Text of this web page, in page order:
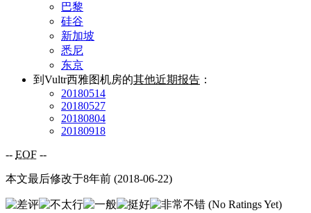
巴黎
硅谷
新加坡
悉尼
东京
到Vultr西雅图机房的其他近期报告 ：
20180514
20180527
20180804
20180918
-- EOF --
本文最后修改于8年前 (2018-06-22)
(No Ratings Yet)